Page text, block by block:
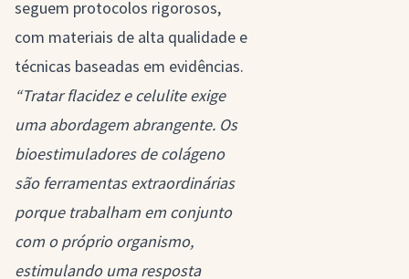
seguem protocolos rigorosos,
com materiais de alta qualidade e
técnicas baseadas em evidências.
“Tratar flacidez e celulite exige
uma abordagem abrangente. Os
bioestimuladores de colágeno
são ferramentas extraordinárias
porque trabalham em conjunto
com o próprio organismo,
estimulando uma resposta